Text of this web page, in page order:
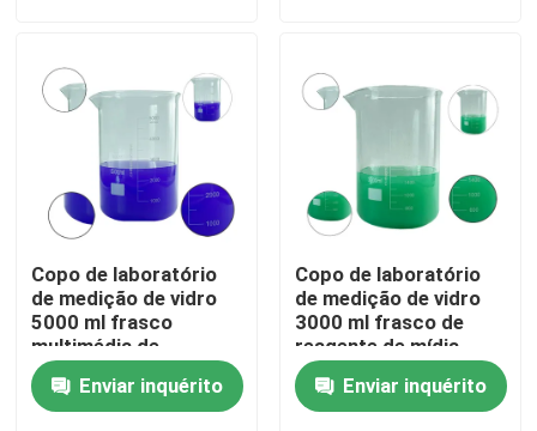
Produtos
Sobre nós
Visita à fábrica
Controle de qualidade
Copo de laboratório
de medição de vidro
5000 ml frasco
multimédia de
reagente
personalizável
Enviar inquérito
Copo de laboratório
de medição de vidro
3000 ml frasco de
reagente de mídia
personalizável
Enviar inquérito